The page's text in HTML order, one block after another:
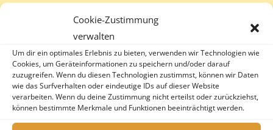
Cookie-Zustimmung
verwalten
Um dir ein optimales Erlebnis zu bieten, verwenden wir Technologien wie
Cookies, um Geräteinformationen zu speichern und/oder darauf
zuzugreifen. Wenn du diesen Technologien zustimmst, können wir Daten
wie das Surfverhalten oder eindeutige IDs auf dieser Website
verarbeiten. Wenn du deine Zustimmung nicht erteilst oder zurückziehst,
können bestimmte Merkmale und Funktionen beeinträchtigt werden.
warm serviert |
mit Vanilleeis |
mit Vanillesauce